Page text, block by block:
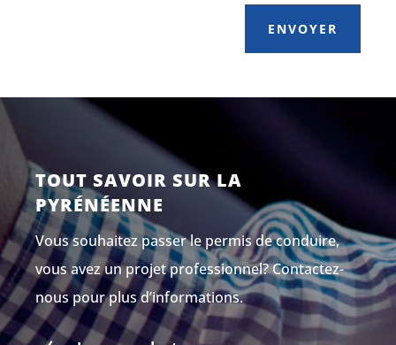
ENVOYER
TOUT SAVOIR SUR LA
PYRÉNÉENNE
Vous souhaitez passer le permis de conduire,
vous avez un projet professionnel? Contactez-
nous pour plus d’informations.